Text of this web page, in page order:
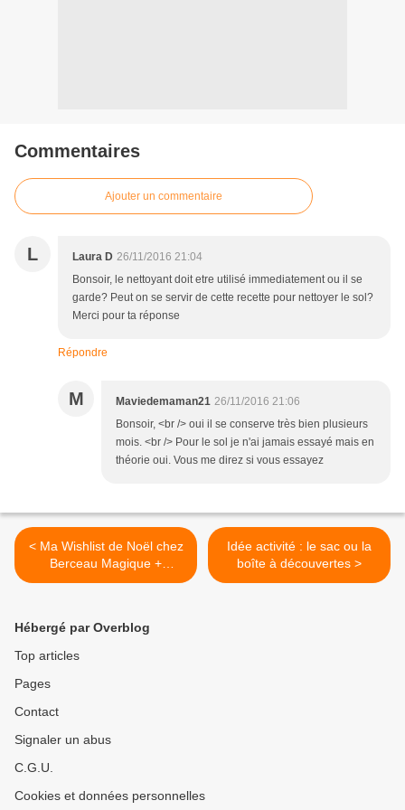
Commentaires
Ajouter un commentaire
L Laura D 26/11/2016 21:04
Bonsoir, le nettoyant doit etre utilisé immediatement ou il se
garde? Peut on se servir de cette recette pour nettoyer le sol?
Merci pour ta réponse
Répondre
M Maviedemaman21 26/11/2016 21:06
Bonsoir, <br /> oui il se conserve très bien plusieurs
mois. <br /> Pour le sol je n'ai jamais essayé mais en
théorie oui. Vous me direz si vous essayez
< Ma Wishlist de Noël chez
Berceau Magique +
concours
Idée activité : le sac ou la
boîte à découvertes >
Hébergé par Overblog
Top articles
Pages
Contact
Signaler un abus
C.G.U.
Cookies et données personnelles